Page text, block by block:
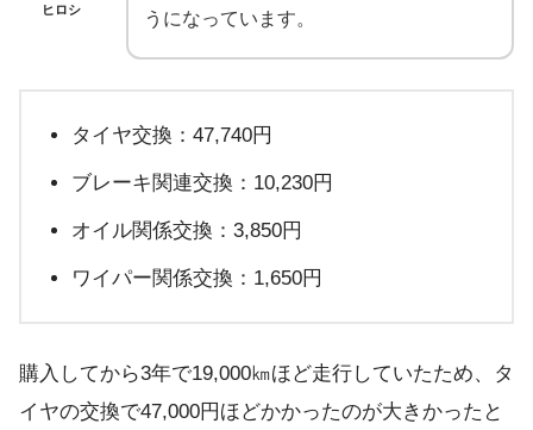
ヒロシ
うになっています。
タイヤ交換：47,740円
ブレーキ関連交換：10,230円
オイル関係交換：3,850円
ワイパー関係交換：1,650円
購入してから3年で19,000㎞ほど走行していたため、タ
イヤの交換で47,000円ほどかかったのが大きかったと